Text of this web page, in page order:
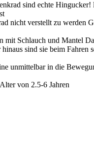
sind echte Hingucker!
nicht verstellt zu werden
mit Schlauch und Mantel
sind sie beim Fahren
unmittelbar in die
von 2.5-6 Jahren